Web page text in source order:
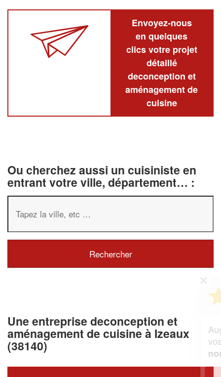
Envoyez-nous
en quelques
clics votre projet
détaillé
deconception et
aménagement de
cuisine
Ou cherchez aussi un cuisiniste en
entrant votre ville, département… :
Une entreprise deconception et
aménagement de cuisine à Izeaux
(38140)
Augmentez votrechiffre d'affaires
et
vos margestout en gagnant de